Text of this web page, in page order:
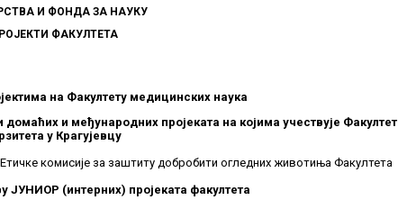
И ФОНДА ЗА НАУКУ
ФАКУЛТЕТА
на Факултету медицинских наука
и међународних пројеката на којима учествује Факултет
у Крагујевцу
Етичке комисије за заштиту добробити огледних животиња Факултета
ЈУНИОР (интерних) пројеката факултета